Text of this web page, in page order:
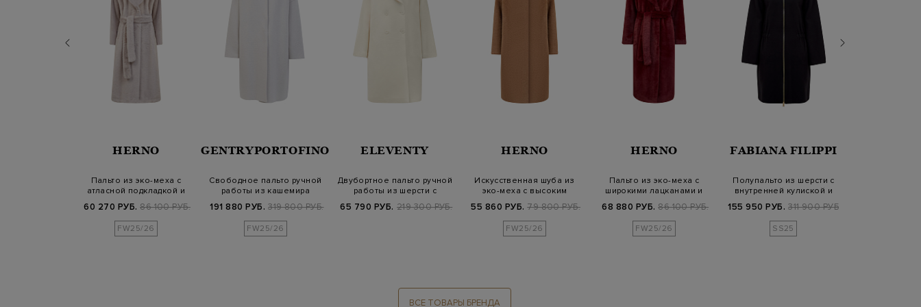
HERNO
Пальто из эко-меха с
атласной подкладкой и
60 270 РУБ. 86 100 РУБ.
FW25/26
GENTRYPORTOFINO
Свободное пальто ручной
работы из кашемира
191 880 РУБ. 319 800 РУБ.
FW25/26
ELEVENTY
Двубортное пальто ручной
работы из шерсти с
65 790 РУБ. 219 300 РУБ.
HERNO
Искусственная шуба из
эко-меха с высоким
55 860 РУБ. 79 800 РУБ.
FW25/26
HERNO
Пальто из эко-меха с
широкими лацканами и
68 880 РУБ. 86 100 РУБ.
FW25/26
FABIANA FILIPPI
Полупальто из шерсти с
внутренней кулиской и
155 950 РУБ. 311 900 РУБ.
SS25
ВСЕ ТОВАРЫ БРЕНДА